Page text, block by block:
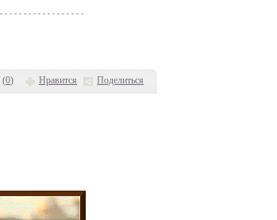
(0) Нравится Поделиться